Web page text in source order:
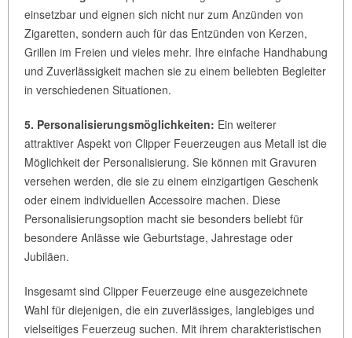
einsetzbar und eignen sich nicht nur zum Anzünden von
Zigaretten, sondern auch für das Entzünden von Kerzen,
Grillen im Freien und vieles mehr. Ihre einfache Handhabung
und Zuverlässigkeit machen sie zu einem beliebten Begleiter
in verschiedenen Situationen.
5. Personalisierungsmöglichkeiten: Ein weiterer
attraktiver Aspekt von Clipper Feuerzeugen aus Metall ist die
Möglichkeit der Personalisierung. Sie können mit Gravuren
versehen werden, die sie zu einem einzigartigen Geschenk
oder einem individuellen Accessoire machen. Diese
Personalisierungsoption macht sie besonders beliebt für
besondere Anlässe wie Geburtstage, Jahrestage oder
Jubiläen.
Insgesamt sind Clipper Feuerzeuge eine ausgezeichnete
Wahl für diejenigen, die ein zuverlässiges, langlebiges und
vielseitiges Feuerzeug suchen. Mit ihrem charakteristischen